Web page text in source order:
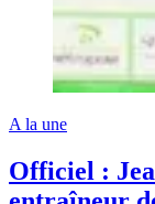
A la une
Officiel :